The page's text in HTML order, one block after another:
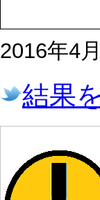
2016年4
結果